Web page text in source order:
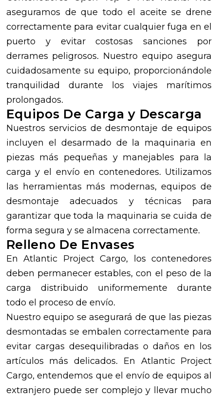
aseguramos de que todo el aceite se drene
correctamente para evitar cualquier fuga en el
puerto y evitar costosas sanciones por
derrames peligrosos. Nuestro equipo asegura
cuidadosamente su equipo, proporcionándole
tranquilidad durante los viajes marítimos
prolongados.
Equipos De Carga y Descarga
Nuestros servicios de desmontaje de equipos
incluyen el desarmado de la maquinaria en
piezas más pequeñas y manejables para la
carga y el envío en contenedores. Utilizamos
las herramientas más modernas, equipos de
desmontaje adecuados y técnicas para
garantizar que toda la maquinaria se cuida de
forma segura y se almacena correctamente.
Relleno De Envases
En Atlantic Project Cargo, los contenedores
deben permanecer estables, con el peso de la
carga distribuido uniformemente durante
todo el proceso de envío.
Nuestro equipo se asegurará de que las piezas
desmontadas se embalen correctamente para
evitar cargas desequilibradas o daños en los
artículos más delicados. En Atlantic Project
Cargo, entendemos que el envío de equipos al
extranjero puede ser complejo y llevar mucho